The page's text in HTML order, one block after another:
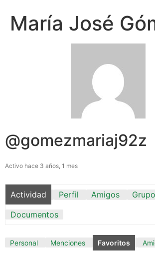
María José
@gomezmariaj92z
Activo hace 3 años, 1 mes
Actividad Perfil Amigos
Documentos
Personal Menciones Favoritos